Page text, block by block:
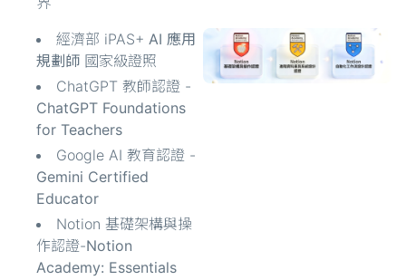
經濟部 iPAS+ AI 應用
規劃師 國家級證照
ChatGPT 教師認證 -
ChatGPT Foundations
for Teachers
Google AI 教育認證 -
Gemini Certified
Educator
Notion 基礎架構與操
作認證-Notion
Academy: Essentials